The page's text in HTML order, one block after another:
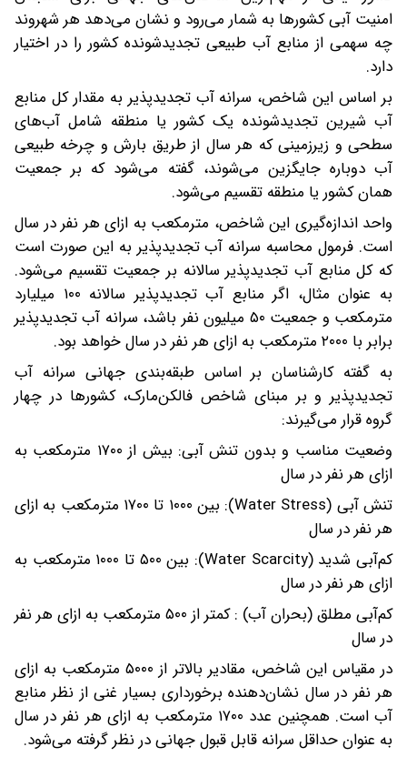
امنیت آبی کشورها به شمار می‌رود و نشان می‌دهد هر شهروند
چه سهمی از منابع آب طبیعی تجدیدشونده کشور را در اختیار
دارد.
بر اساس این شاخص، سرانه آب تجدیدپذیر به مقدار کل منابع
آب شیرین تجدیدشونده یک کشور یا منطقه شامل آب‌های
سطحی و زیرزمینی که هر سال از طریق بارش و چرخه طبیعی
آب دوباره جایگزین می‌شوند، گفته می‌شود که بر جمعیت
همان کشور یا منطقه تقسیم می‌شود.
واحد اندازه‌گیری این شاخص، مترمکعب به ازای هر نفر در سال
است. فرمول محاسبه سرانه آب تجدیدپذیر به این صورت است
که کل منابع آب تجدیدپذیر سالانه بر جمعیت تقسیم می‌شود.
به عنوان مثال، اگر منابع آب تجدیدپذیر سالانه ۱۰۰ میلیارد
مترمکعب و جمعیت ۵۰ میلیون نفر باشد، سرانه آب تجدیدپذیر
برابر با ۲۰۰۰ مترمکعب به ازای هر نفر در سال خواهد بود.
به گفته کارشناسان بر اساس طبقه‌بندی جهانی سرانه آب
تجدیدپذیر و بر مبنای شاخص فالکن‌مارک، کشورها در چهار
گروه قرار می‌گیرند:
وضعیت مناسب و بدون تنش آبی: بیش از ۱۷۰۰ مترمکعب به
ازای هر نفر در سال
تنش آبی (Water Stress): بین ۱۰۰۰ تا ۱۷۰۰ مترمکعب به ازای
هر نفر در سال
کم‌آبی شدید (Water Scarcity): بین ۵۰۰ تا ۱۰۰۰ مترمکعب به
ازای هر نفر در سال
کم‌آبی مطلق (بحران آب) : کمتر از ۵۰۰ مترمکعب به ازای هر نفر
در سال
در مقیاس این شاخص، مقادیر بالاتر از ۵۰۰۰ مترمکعب به ازای
هر نفر در سال نشان‌دهنده برخورداری بسیار غنی از نظر منابع
آب است. همچنین عدد ۱۷۰۰ مترمکعب به ازای هر نفر در سال
به عنوان حداقل سرانه قابل قبول جهانی در نظر گرفته می‌شود.